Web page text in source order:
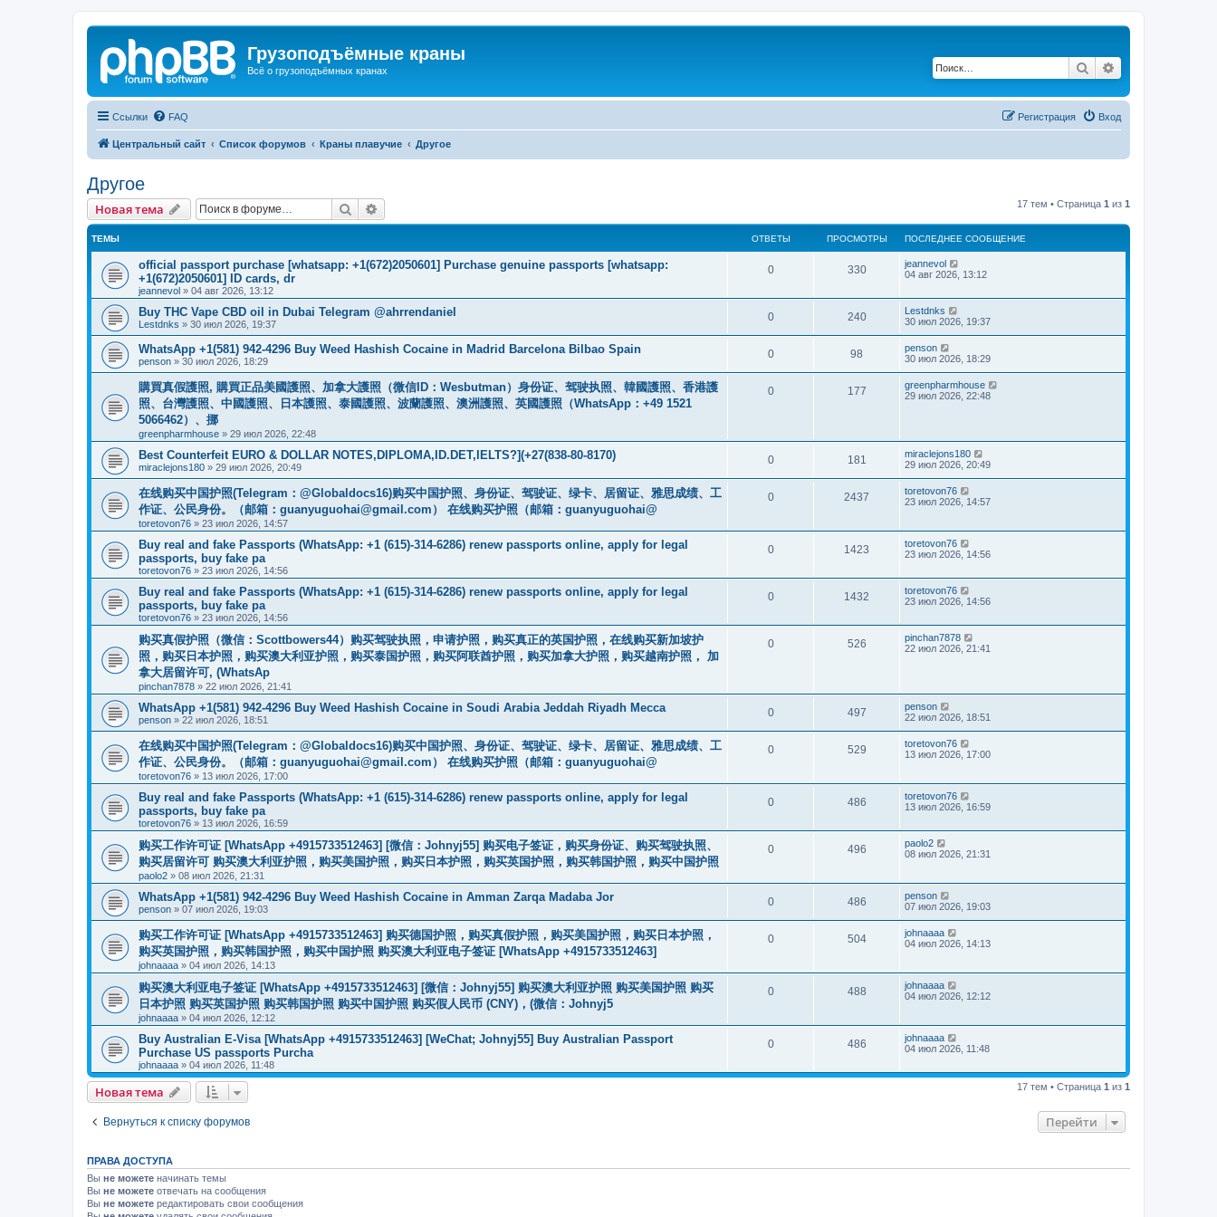
Грузоподъёмные краны
Всё о грузоподъёмных кранах Поиск
Ссылки FAQ Вход
Регистрация
Центральный сайт Список форумов Краны плавучие Другое
Другое
Новая тема Поиск 17 тем • Страница 1 из 1
ТЕМЫ ОТВЕТЫ ПРОСМОТРЫ ПОСЛЕДНЕЕ СООБЩЕНИЕ
official passport purchase [whatsapp: +1(672)2050601] Purchase genuine passports [whatsapp:
+1(672)2050601] ID cards, dr
jeannevol » 04 авг 2026, 13:12
0 330
jeannevol
04 авг 2026, 13:12
Buy THC Vape CBD oil in Dubai Telegram @ahrrendaniel
Lestdnks » 30 июл 2026, 19:37
0 240
Lestdnks
30 июл 2026, 19:37
WhatsApp +1(581) 942-4296 Buy Weed Hashish Cocaine in Madrid Barcelona Bilbao Spain
penson » 30 июл 2026, 18:29
0 98
penson
30 июл 2026, 18:29
購買真假護照, 購買正品美國護照、加拿大護照（微信ID：Wesbutman）身份证、驾驶执照、韓國護照、香港護
照、台灣護照、中國護照、日本護照、泰國護照、波蘭護照、澳洲護照、英國護照（WhatsApp：+49 1521
5066462）、挪
greenpharmhouse » 29 июл 2026, 22:48
0 177
greenpharmhouse
29 июл 2026, 22:48
Best Counterfeit EURO & DOLLAR NOTES,DIPLOMA,ID.DET,IELTS?](+27(838-80-8170)
miraclejons180 » 29 июл 2026, 20:49
0 181
miraclejons180
29 июл 2026, 20:49
在线购买中国护照(Telegram：@Globaldocs16)购买中国护照、身份证、驾驶证、绿卡、居留证、雅思成绩、工
作证、公民身份。（邮箱： guanyuguohai@gmail.com ） 在线购买护照（邮箱：guanyuguohai@
toretovon76 » 23 июл 2026, 14:57
0 2437
toretovon76
23 июл 2026, 14:57
Buy real and fake Passports (WhatsApp: +1 (615)-314-6286) renew passports online, apply for legal
passports, buy fake pa
toretovon76 » 23 июл 2026, 14:56
0 1423
toretovon76
23 июл 2026, 14:56
Buy real and fake Passports (WhatsApp: +1 (615)-314-6286) renew passports online, apply for legal
passports, buy fake pa
toretovon76 » 23 июл 2026, 14:56
0 1432
toretovon76
23 июл 2026, 14:56
购买真假护照（微信：Scottbowers44）购买驾驶执照，申请护照，购买真正的英国护照，在线购买新加坡护
照，购买日本护照，购买澳大利亚护照，购买泰国护照，购买阿联酋护照，购买加拿大护照，购买越南护照， 加
拿大居留许可, (WhatsAp
pinchan7878 » 22 июл 2026, 21:41
0 526
pinchan7878
22 июл 2026, 21:41
WhatsApp +1(581) 942-4296 Buy Weed Hashish Cocaine in Soudi Arabia Jeddah Riyadh Mecca
penson » 22 июл 2026, 18:51
0 497
penson
22 июл 2026, 18:51
在线购买中国护照(Telegram：@Globaldocs16)购买中国护照、身份证、驾驶证、绿卡、居留证、雅思成绩、工
作证、公民身份。（邮箱： guanyuguohai@gmail.com ） 在线购买护照（邮箱：guanyuguohai@
toretovon76 » 13 июл 2026, 17:00
0 529
toretovon76
13 июл 2026, 17:00
Buy real and fake Passports (WhatsApp: +1 (615)-314-6286) renew passports online, apply for legal
passports, buy fake pa
toretovon76 » 13 июл 2026, 16:59
0 486
toretovon76
13 июл 2026, 16:59
购买工作许可证 [WhatsApp +4915733512463] [微信：Johnyj55] 购买电子签证，购买身份证、购买驾驶执照、
购买居留许可 购买澳大利亚护照，购买美国护照，购买日本护照，购买英国护照，购买韩国护照，购买中国护照
paolo2 » 08 июл 2026, 21:31
0 496
paolo2
08 июл 2026, 21:31
WhatsApp +1(581) 942-4296 Buy Weed Hashish Cocaine in Amman Zarqa Madaba Jor
penson » 07 июл 2026, 19:03
0 486
penson
07 июл 2026, 19:03
购买工作许可证 [WhatsApp +4915733512463] 购买德国护照，购买真假护照，购买美国护照，购买日本护照，
购买英国护照，购买韩国护照，购买中国护照 购买澳大利亚电子签证 [WhatsApp +4915733512463]
johnaaaa » 04 июл 2026, 14:13
0 504
johnaaaa
04 июл 2026, 14:13
购买澳大利亚电子签证 [WhatsApp +4915733512463] [微信：Johnyj55] 购买澳大利亚护照 购买美国护照 购买
日本护照 购买英国护照 购买韩国护照 购买中国护照 购买假人民币 (CNY)，(微信：Johnyj5
johnaaaa » 04 июл 2026, 12:12
0 488
johnaaaa
04 июл 2026, 12:12
Buy Australian E-Visa [WhatsApp +4915733512463] [WeChat; Johnyj55] Buy Australian Passport
Purchase US passports Purcha
johnaaaa » 04 июл 2026, 11:48
0 486
johnaaaa
04 июл 2026, 11:48
Новая тема 17 тем • Страница 1 из 1
Вернуться к списку форумов Перейти
ПРАВА ДОСТУПА
Вы не можете начинать темы
Вы не можете отвечать на сообщения
Вы не можете редактировать свои сообщения